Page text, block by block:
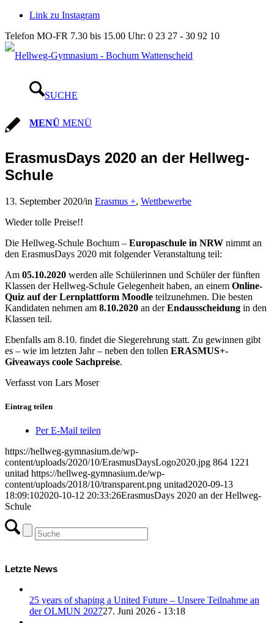
Link zu Instagram
Telefon MO-FR 7.30 bis 15.00 Uhr: 0 23 27 - 30 92 10
SUCHE
MENÜ MENÜ
ErasmusDays 2020 an der Hellweg-
Schule
13. September 2020/in Erasmus +, Wettbewerbe
Wieder tolle Preise!!
Die Hellweg-Schule Bochum – Europaschule in NRW nimmt an
den ErasmusDays 2020 mit folgender Veranstaltung teil:
Am 05.10.2020 werden alle Schülerinnen und Schüler der fünften
Klassen der Hellweg-Schule Gelegenheit haben, an einem Online-
Quiz auf der Lernplattform Moodle teilzunehmen. Die besten
Kandidaten nehmen am 8.10.2020 an derEndausscheidung in den
Klassen teil.
Ebenfalls am 8.10. findet die Siegerehrung statt. Zu gewinnen gibt
es – wie im letzten Jahr – neben den tollen ERASMUS+-
Giveaways coole Sachpreise.
Verfasst von Lars Moser
Eintrag teilen
Per E-Mail teilen
https://hellweg-gymnasium.de/wp-
content/uploads/2020/10/ErasmusDaysLogo2020.jpg 864 1221
unitad https://hellweg-gymnasium.de/wp-
content/uploads/2018/10/transparent.png unitad2020-09-13
18:09:102020-10-12 20:33:26ErasmusDays 2020 an der Hellweg-
Schule
Letzte News
25 years of shaping a United Future – Unsere Teilnahme an
der OLMUN 202727. Juni 2026 - 13:18